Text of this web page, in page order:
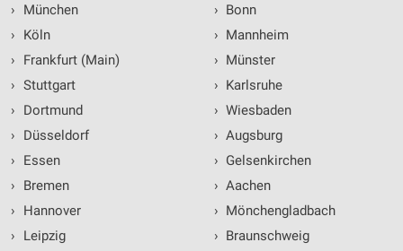
›
München
›
Köln
›
Frankfurt (Main)
› Stuttgart
›
Dortmund
›
Düsseldorf
›
Essen
›
Bremen
›
Hannover
›
Leipzig
› Bonn
› Mannheim
› Münster
› Karlsruhe
› Wiesbaden
› Augsburg
› Gelsenkirchen
› Aachen
› Mönchengladbach
› Braunschweig